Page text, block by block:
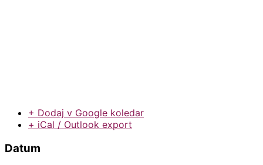
+ Dodaj v Google koledar
+ iCal / Outlook export
Datum